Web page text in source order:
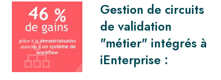
Gestion de circuits
de validation
"métier" intégrés à
iEnterprise :